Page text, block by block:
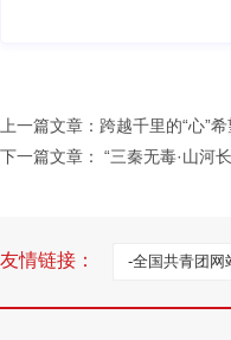
上一篇文章： 跨越千里的“心”
下一篇文章：
“三秦无毒·山河
友情链接： -全国共青团网